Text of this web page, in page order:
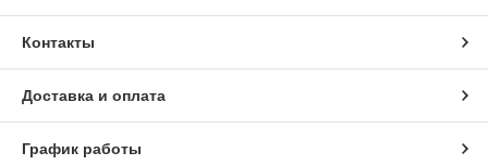
Контакты
Доставка и оплата
График работы